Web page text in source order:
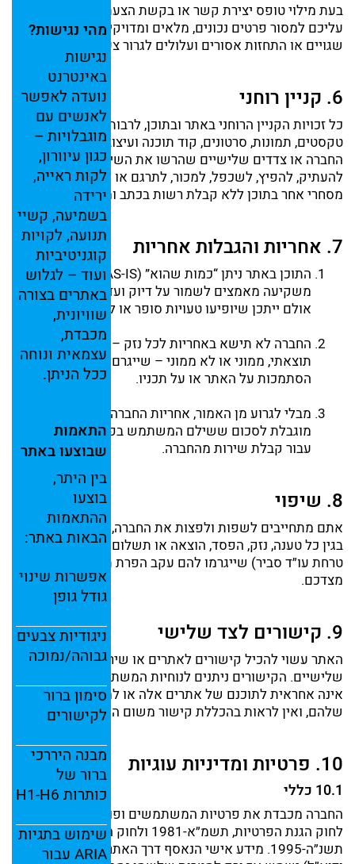
מהי נגישות?
נגישות
באינטרנט
נועדה לאפשר
לאנשים עם
מוגבלויות –
כגון עיוורון,
לקות ראייה,
ירידה
בשמיעה, קשיי
תנועה, לקויות
קוגניטיביות
ועוד – לגלוש
באתרים בצורה
שוויונית,
מכבדת,
עצמאית ונוחה
ככל הניתן.
התאמות
שבוצעובאתר
בין היתר,
בוצעו
ההתאמות
הבאותבאתר:
אפשרות שינוי
גודלגופן
ניגודיותצבעים
גבוהה/נמוכה
סימוןברור
לקישורים
מבנה היררכי
ברור של
כותרות
H1-H6
שימוש בתגיות
ARIA עבור
בעת מילויטופס יצירת קשר אובקשת הצעת
עליכם למסור פרטים נכונים, מלאים ומדויקים.מסירתפרטים
שגויים או התחזות אסורים ועלולים לגרורצעדים
6. קניין רוחני
כלזכויות הקניין הרוחניבאתר ובתוכן,לרבות סימני מסחר,
טקסטים, תמונות, סרטונים, קוד תוכנה ועיצוב –הינןרכוש
החברה אוצדדים שלישיים שהרשו את השימוש לחברה.אין
להעתיק,להפיץ,לשכפל,למכור,לתרגם אולעשותכלשימוש
מסחרי אחרבתוכןללא קבלת רשותבכתב ומראש
7. אחריות והגבלות אחריות
התוכןבאתר ניתן “כמות שהוא” ( AS-IS).
החברה
משקיעה מאמצים לשמור עלדיוק ועדכניותהמידע,
אולם ייתכן שיופיעוטעויות סופר אוליקויים.
החברה לא תישא באחריותלכל נזק – ישיר, עקיף,
תוצאתי, ממוני אולא ממוני – שייגרם בשלשימושאו
הסתמכות על האתר או על תכניו.
מבלילגרוע מן האמור, אחריות החברה
מוגבלתלסכום ששילם המשתמש בפועל,אםבכלל,
עבור קבלת שירות מהחברה.
8. שיפוי
אתם מתחייבים לשפות ולפצות את החברה, עובדיהונציגיה
בגין כלטענה, נזק, הפסד, הוצאה או תשלום (לרבותשכר
טרחת עו״ד סביר) שייגרמולהם עקב הפרת תנאים
מצדכם.
9. קישורים לצד שלישי
האתר עשוילהכיל קישורים לאתרים או שירותיםשלצדדים
שלישיים. הקישורים ניתנים לנוחיות המשתמש
אינה אחראיתלתוכנם של אתרים אלה אולמדיניותהפרטיות
שלהם, ואיןלראותבהכללת קישור משום המלצהאואישור.
10. פרטיות ומדיניות עוגיות
10.1 כללי
החברה מכבדת את פרטיות המשתמשים ופועלת
לחוק הגנת הפרטיות, תשמ״א-1981 ולחוק המחשבים,
תשנ״ה-1995. מידע אישי הנאסף דרך האתר (כגון שם,טלפון